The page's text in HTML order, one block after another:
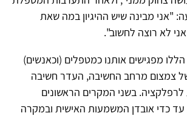
"אני מבינה שיש ההיגיון במה שאת
לא רוצה לחשוב".
מפגישים אותנו כמטפלים (וכאנשים)
צמצום מרחב החשיבה, העדר חשיבה
לרפלקציה. בשני המקרים הראשונים
כדי אובדן המשמעות האישית ובמקרה